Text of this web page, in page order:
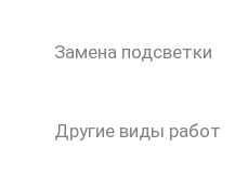
Замена подсветки
Другие виды работ